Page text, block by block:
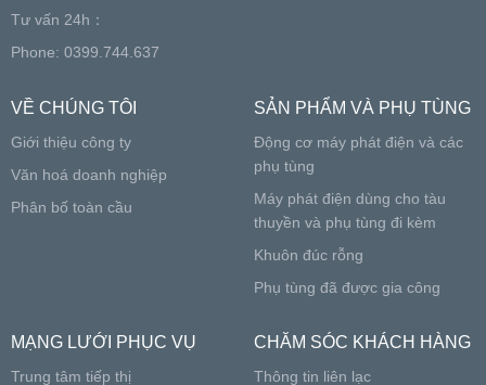
Tư vấn 24h：
Phone: 0399.744.637
VỀ CHÚNG TÔI
Giới thiệu công ty
Văn hoá doanh nghiệp
Phân bố toàn cầu
SẢN PHẨM VÀ PHỤ TÙNG
Động cơ máy phát điện và các
phụ tùng
Máy phát điện dùng cho tàu
thuyền và phụ tùng đi kèm
Khuôn đúc rỗng
Phụ tùng đã được gia công
MẠNG LƯỚI PHỤC VỤ
Trung tâm tiếp thị
CHĂM SÓC KHÁCH HÀNG
Thông tin liên lạc